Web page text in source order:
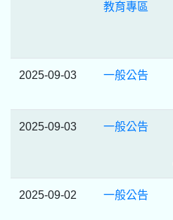
教育專區
2025-09-03 一般公告
2025-09-03 一般公告
2025-09-02 一般公告